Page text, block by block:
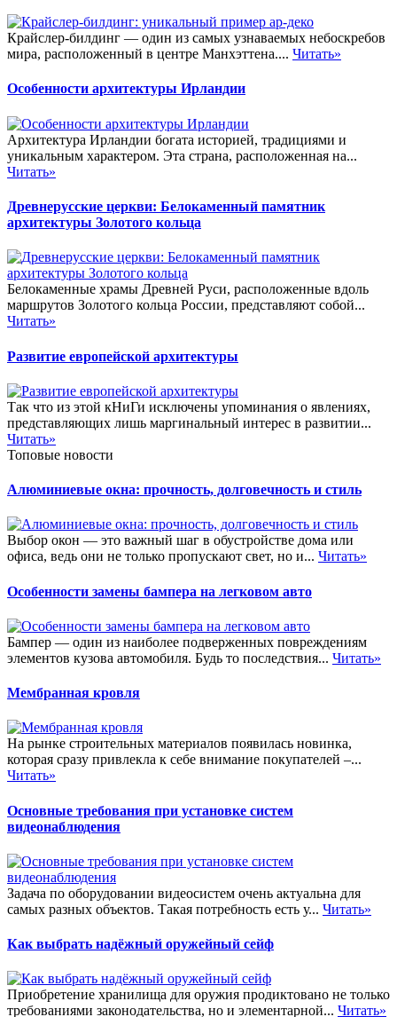
Крайслер-билдинг — один из самых узнаваемых небоскребов
мира, расположенный в центре Манхэттена.... Читать»
Особенности архитектуры Ирландии
Архитектура Ирландии богата историей, традициями и
уникальным характером. Эта страна, расположенная на...
Читать»
Древнерусские церкви: Белокаменный памятник
архитектуры Золотого кольца
Белокаменные храмы Древней Руси, расположенные вдоль
маршрутов Золотого кольца России, представляют собой...
Читать»
Развитие европейской архитектуры
Так что из этой кНиГи исключены упоминания о явлениях,
представляющих лишь маргинальный интерес в развитии...
Читать»
Топовые новости
Алюминиевые окна: прочность, долговечность и стиль
Выбор окон — это важный шаг в обустройстве дома или
офиса, ведь они не только пропускают свет, но и... Читать»
Особенности замены бампера на легковом авто
Бампер — один из наиболее подверженных повреждениям
элементов кузова автомобиля. Будь то последствия... Читать»
Мембранная кровля
На рынке строительных материалов появилась новинка,
которая сразу привлекла к себе внимание покупателей –...
Читать»
Основные требования при установке систем
видеонаблюдения
Задача по оборудовании видеосистем очень актуальна для
самых разных объектов. Такая потребность есть у... Читать»
Как выбрать надёжный оружейный сейф
Приобретение хранилища для оружия продиктовано не только
требованиями законодательства, но и элементарной... Читать»